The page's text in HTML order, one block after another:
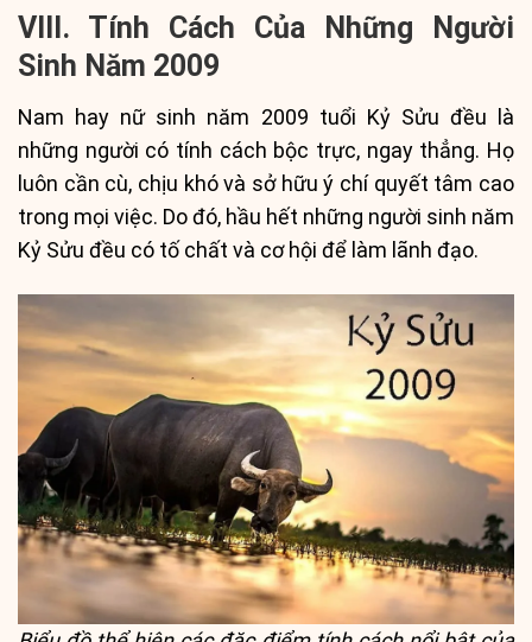
VIII. Tính Cách Của Những Người
Sinh Năm 2009
Nam hay nữ sinh năm 2009 tuổi Kỷ Sửu đều là
những người có tính cách bộc trực, ngay thẳng. Họ
luôn cần cù, chịu khó và sở hữu ý chí quyết tâm cao
trong mọi việc. Do đó, hầu hết những người sinh năm
Kỷ Sửu đều có tố chất và cơ hội để làm lãnh đạo.